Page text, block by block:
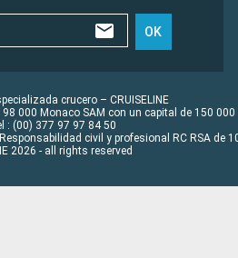
OK
crucero – CRUISELINE
000 Monaco SAM con un capital de 150 000
: (00) 377 97 97 84 50
civil y profesional RC RSA de
2026 - all rights reserved